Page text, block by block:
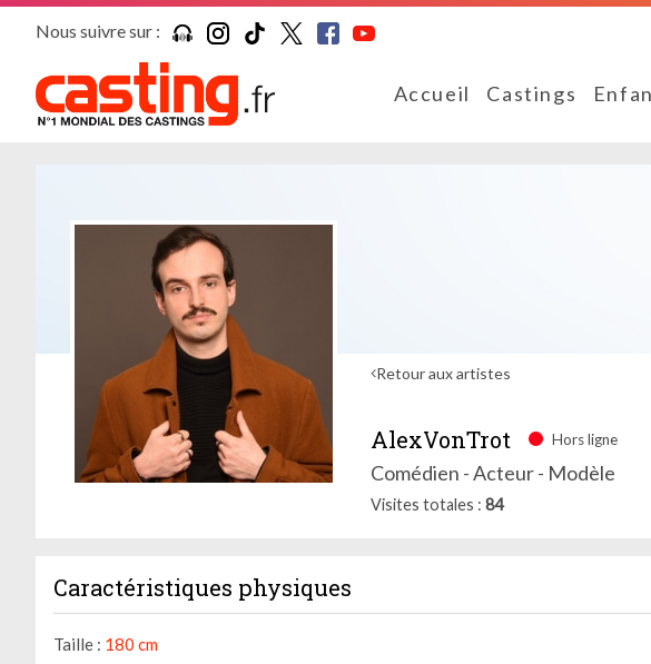
Nous suivre sur :
Accueil Castings
Retour aux artistes
AlexVonTrot Hors ligne
Comédien - Acteur - Modèle
Visites totales 84
Caractéristiques physiques
Taille : 180 cm